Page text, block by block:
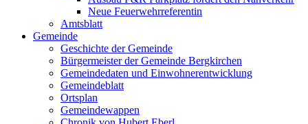
Neue Feuerwehrreferentin
Amtsblatt
Gemeinde
Geschichte der Gemeinde
Bürgermeister der Gemeinde Bergkirchen
Gemeindedaten und Einwohnerentwicklung
Gemeindeblatt
Ortsplan
Gemeindewappen